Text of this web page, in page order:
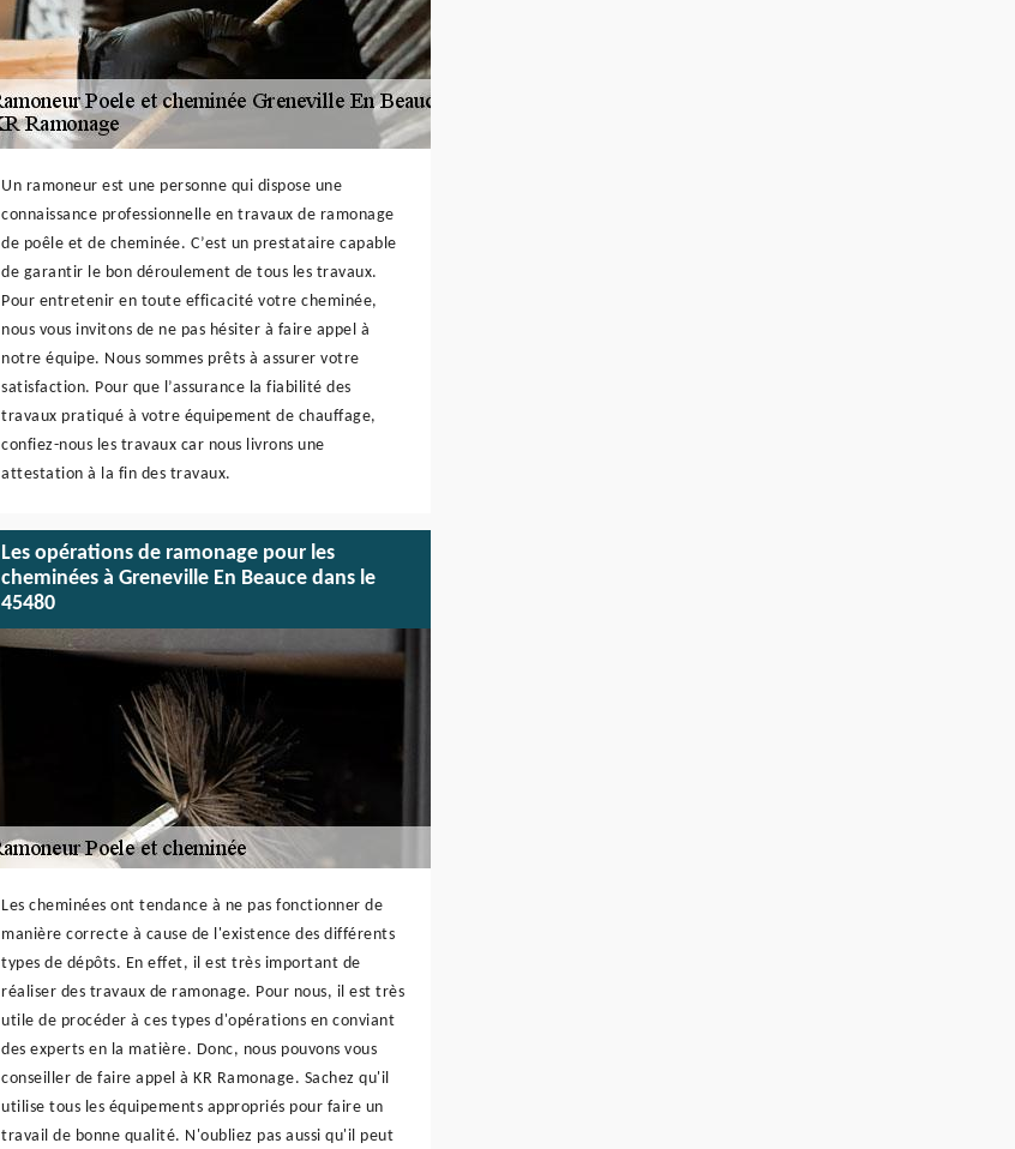
Un ramoneur est une personne qui dispose une
connaissance professionnelle en travaux de ramonage
de poêle et de cheminée. C’est un prestataire capable
de garantir le bon déroulement de tous les travaux.
Pour entretenir en toute efficacité votre cheminée,
nous vous invitons de ne pas hésiter à faire appel à
notre équipe. Nous sommes prêts à assurer votre
satisfaction. Pour que l’assurance la fiabilité des
travaux pratiqué à votre équipement de chauffage,
confiez-nous les travaux car nous livrons une
attestation à la fin des travaux.
Les opérations de ramonage pour les
cheminées à Greneville En Beauce dans le
45480
Les cheminées ont tendance à ne pas fonctionner de
manière correcte à cause de l'existence des différents
types de dépôts. En effet, il est très important de
réaliser des travaux de ramonage. Pour nous, il est très
utile de procéder à ces types d'opérations en conviant
des experts en la matière. Donc, nous pouvons vous
conseiller de faire appel à KR Ramonage. Sachez qu'il
utilise tous les équipements appropriés pour faire un
travail de bonne qualité. N'oubliez pas aussi qu'il peut